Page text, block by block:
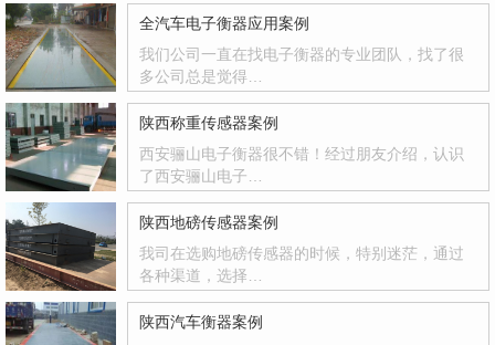
全汽车电子衡器应用案例
我们公司一直在找电子衡器的专业团队，找了很
多公司总是觉得…
陕西称重传感器案例
西安骊山电子衡器很不错！经过朋友介绍，认识
了西安骊山电子…
陕西地磅传感器案例
我司在选购地磅传感器的时候，特别迷茫，通过
各种渠道，选择…
陕西汽车衡器案例